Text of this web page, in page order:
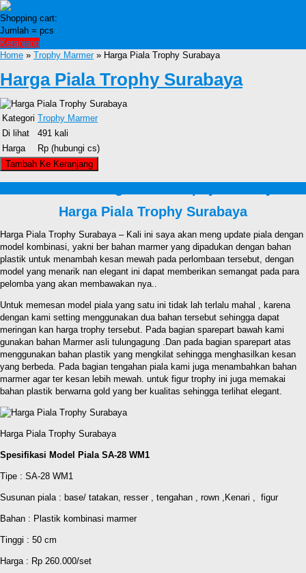
Shopping cart:
Jumlah = pcs
Keranjang
Home » Trophy Marmer» Harga Piala Trophy Surabaya
Harga Piala Trophy Surabaya
Kategori Trophy Marmer
Di lihat
491 kali
Harga
Rp (hubungi cs)
Harga Piala Trophy Surabaya
Harga Piala Trophy Surabaya – Kali ini saya akan meng update piala dengan
model kombinasi, yakni ber bahan marmer yang dipadukan dengan bahan
plastik untuk menambah kesan mewah pada perlombaan tersebut, dengan
model yang menarik nan elegant ini dapat memberikan semangat pada para
pelomba yang akan membawakan nya..
Untuk memesan model piala yang satu ini tidak lah terlalu mahal , karena
dengan kami setting menggunakan dua bahan tersebut sehingga dapat
meringan kan harga trophy tersebut. Pada bagian sparepart bawah kami
gunakan bahan Marmer asli tulungagung .Dan pada bagian sparepart atas
menggunakan bahan plastik yang mengkilat sehingga menghasilkan kesan
yang berbeda. Pada bagian tengahan piala kami juga menambahkan bahan
marmer agar ter kesan lebih mewah. untuk figur trophy ini juga memakai
bahan plastik berwarna gold yang ber kualitas sehingga terlihat elegant.
Harga Piala Trophy Surabaya
Spesifikasi Model Piala SA-28 WM1
Tipe : SA-28 WM1
Susunan piala : base/ tatakan, resser , tengahan , rown ,Kenari , figur
Bahan : Plastik kombinasi marmer
Tinggi : 50 cm
Harga : Rp 260.000/set